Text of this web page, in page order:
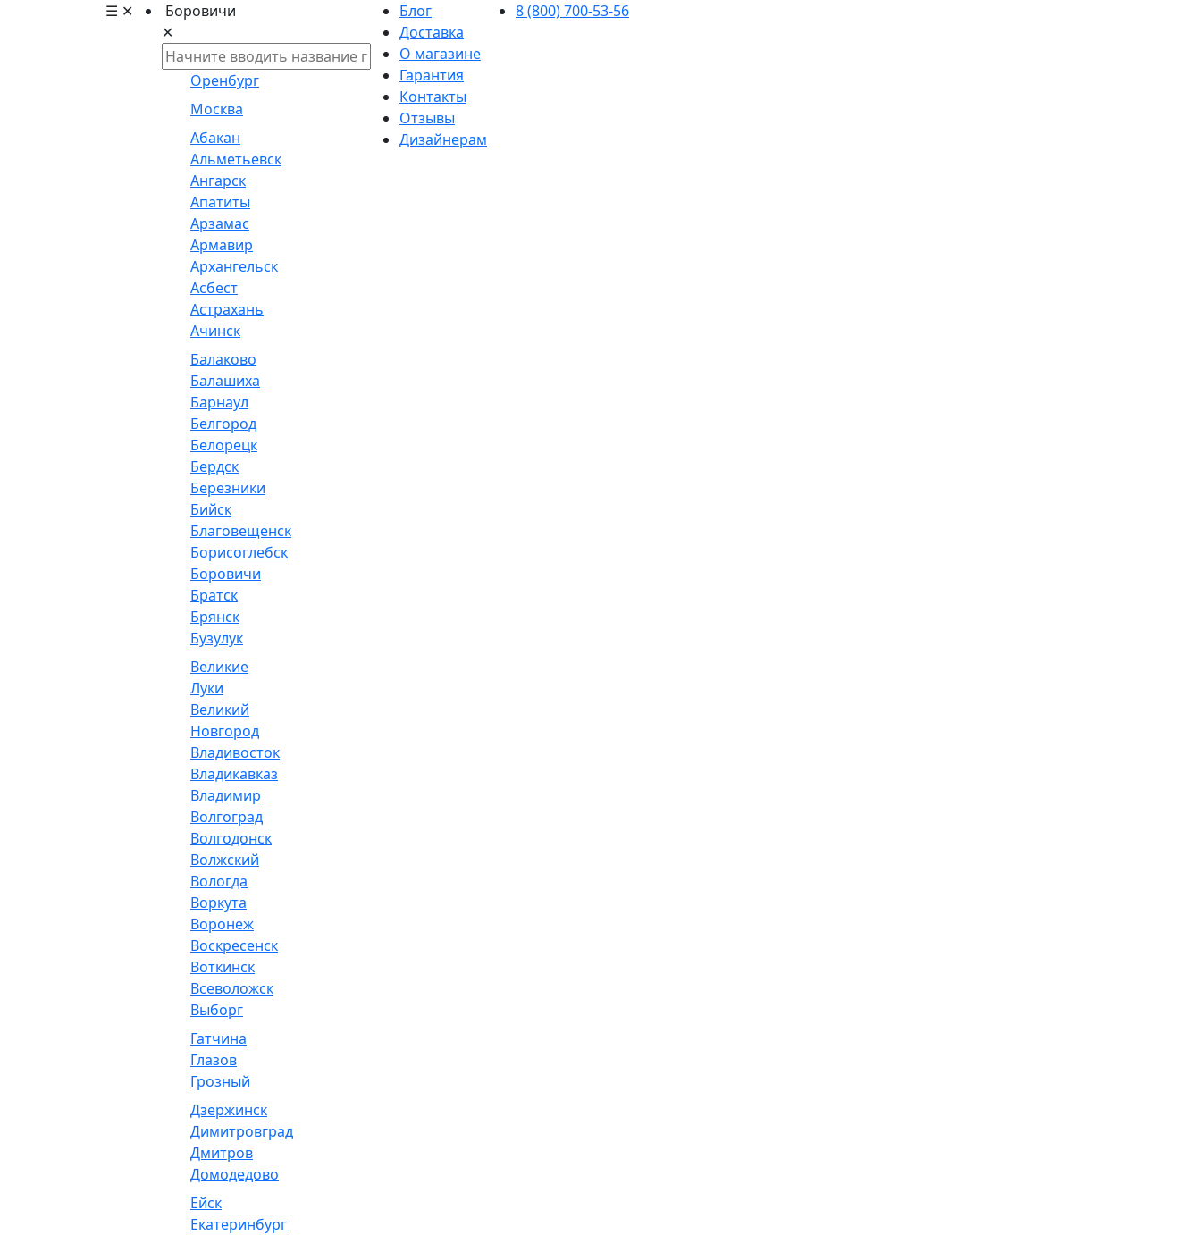
☰ ✕
Боровичи
✕
Оренбург
Москва
Абакан
Альметьевск
Ангарск
Апатиты
Арзамас
Армавир
Архангельск
Асбест
Астрахань
Ачинск
Балаково
Балашиха
Барнаул
Белгород
Белорецк
Бердск
Березники
Бийск
Благовещенск
Борисоглебск
Боровичи
Братск
Брянск
Бузулук
Великие
Луки
Великий
Новгород
Владивосток
Владикавказ
Владимир
Волгоград
Волгодонск
Волжский
Вологда
Воркута
Воронеж
Воскресенск
Воткинск
Всеволожск
Выборг
Гатчина
Глазов
Грозный
Дзержинск
Димитровград
Дмитров
Домодедово
Ейск
Екатеринбург
Блог
Доставка
О магазине
Гарантия
Контакты
Отзывы
Дизайнерам
8 (800) 700-53-56